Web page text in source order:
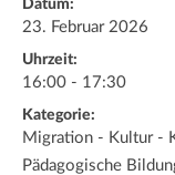
Datum:
23. Februar 2026
Uhrzeit:
16:00 - 17:30
Kategorie:
Migration - Kultur -
Pädagogische